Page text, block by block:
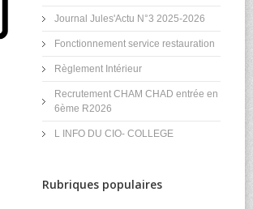
Journal Jules'Actu N°3 2025-2026
Fonctionnement service restauration
Règlement Intérieur
Recrutement CHAM CHAD entrée en
6ème R2026
L INFO DU CIO- COLLEGE
Rubriques populaires